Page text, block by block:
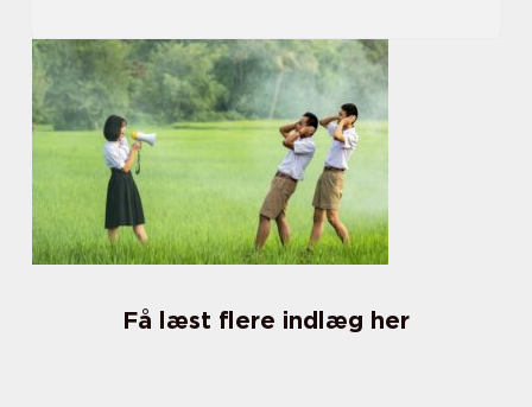
Få læst flere indlæg her